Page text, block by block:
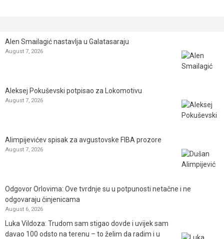
Alen Smailagić nastavlja u Galatasaraju
August 7, 2026
Aleksej Pokuševski potpisao za Lokomotivu
August 7, 2026
Alimpijevićev spisak za avgustovske FIBA prozore
August 7, 2026
Odgovor Orlovima: ​Ove tvrdnje su u potpunosti netačne i ne
odgovaraju činjenicama
August 6, 2026
Luka Vildoza: Trudom sam stigao dovde i uvijek sam
davao 100 odsto na terenu – to želim da radim i u